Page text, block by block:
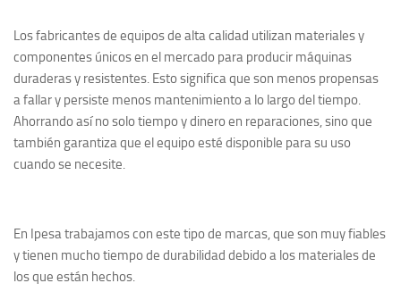
Los fabricantes de equipos de alta calidad utilizan materiales y
componentes únicos en el mercado para producir máquinas
duraderas y resistentes. Esto significa que son menos propensas
a fallar y persiste menos mantenimiento a lo largo del tiempo.
Ahorrando así no solo tiempo y dinero en reparaciones, sino que
también garantiza que el equipo esté disponible para su uso
cuando se necesite.
En Ipesa trabajamos con este tipo de marcas, que son muy fiables
y tienen mucho tiempo de durabilidad debido a los materiales de
los que están hechos.